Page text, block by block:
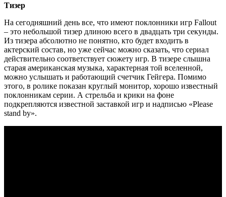
Тизер
На сегодняшний день все, что имеют поклонники игр Fallout
– это небольшой тизер длиною всего в двадцать три секунды.
Из тизера абсолютно не понятно, кто будет входить в
актерский состав, но уже сейчас можно сказать, что сериал
действительно соответствует сюжету игр. В тизере слышна
старая американская музыка, характерная той вселенной,
можно услышать и работающий счетчик Гейгера. Помимо
этого, в ролике показан круглый монитор, хорошо известный
поклонникам серии. А стрельба и крики на фоне
подкрепляются известной заставкой игр и надписью «Please
stand by».